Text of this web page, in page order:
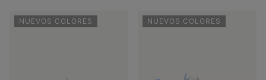
NUEVOS COLORES NUEVOS COLORES